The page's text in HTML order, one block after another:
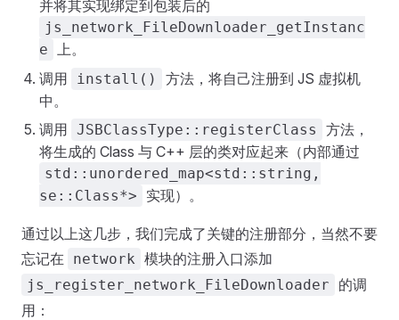
并将其实现绑定到包装后的
js_network_FileDownloader_getInstanc
e
上。
调用
install()
方法，将自己注册到 JS 虚拟机
中。
调用 JSBClassType::registerClass
方法，
将生成的 Class 与 C++ 层的类对应起来（内部通过
std::unordered_map<std::string,
se::Class*>
实现）。
通过以上这几步，我们完成了关键的注册部分，当然不要
忘记在
network 模块的注册入口添加
js_register_network_FileDownloader
的调
用：